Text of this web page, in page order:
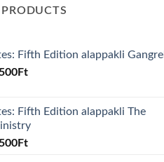
Fifth Edition alappakli Gangrel
Ft
Fifth Edition alappakli The
Ft